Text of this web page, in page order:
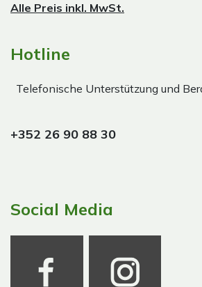
Alle Preis inkl. MwSt.
Hotline
Telefonische Unterstützung und
+352 26 90 88 30
Social Media